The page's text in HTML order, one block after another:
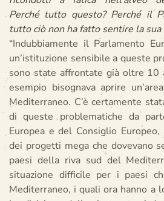
Perché tutto questo? Perché il
tutto ciò non ha fatto sentire la sua
“Indubbiamente il Parlamento
un’istituzione sensibile a queste
sono state affrontate già oltre 10
esempio bisognava aprire
Mediterraneo. C’è certamente
di queste problematiche da
Europea e del Consiglio
dei progetti mega che dovevano
paesi della riva sud del
situazione difficile per i paesi
Mediterraneo, i quali ora hanno a